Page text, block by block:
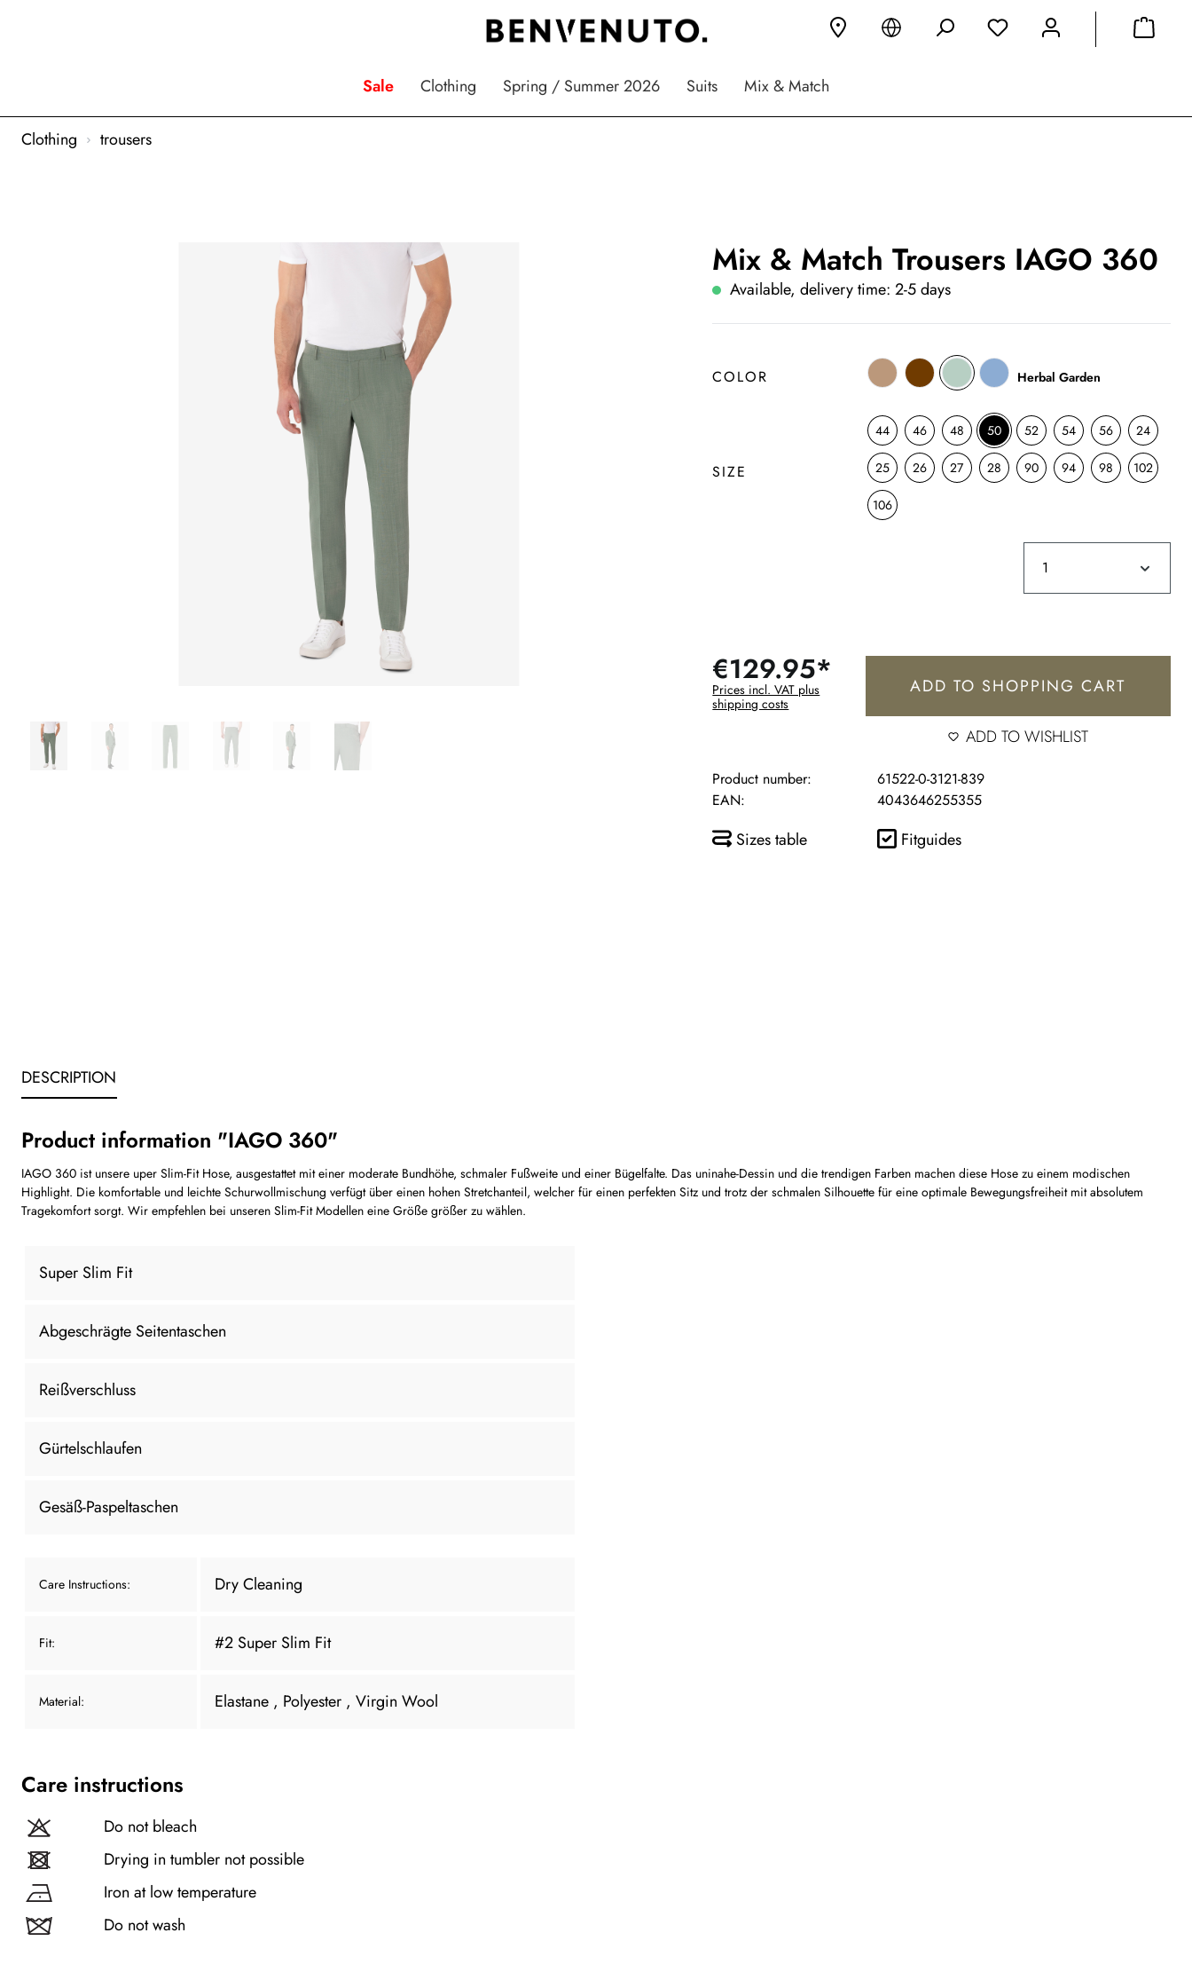
Sale Clothing Spring / Summer 2026 Suits Mix & Match
Clothing trousers
Mix & Match Trousers IAGO 360
Available, delivery time: 2-5 days
COLOR Herbal Garden
SIZE
44 46 48 50 52 54 56 24
25 26 27 28 90 94 98 102
106
€129.95*
Prices incl. VAT plus
shipping costs
ADD TO SHOPPING CART
ADD TO WISHLIST
Product number:
61522-0-3121-839
EAN:
4043646255355
Sizes table Fitguides
DESCRIPTION
Product information "IAGO 360"
IAGO 360 ist unsere uper Slim-Fit Hose, ausgestattet mit einer moderate Bundhöhe, schmaler Fußweite und einer Bügelfalte. Das uninahe-Dessin und die trendigen Farben machen diese Hose zu einem modischen
Highlight. Die komfortable und leichte Schurwollmischung verfügt über einen hohen Stretchanteil, welcher für einen perfekten Sitz und trotz der schmalen Silhouette für eine optimale Bewegungsfreiheit mit absolutem
Tragekomfort sorgt. Wir empfehlen bei unseren Slim-Fit Modellen eine Größe größer zu wählen.
Super Slim Fit
Abgeschrägte Seitentaschen
Reißverschluss
Gürtelschlaufen
Gesäß-Paspeltaschen
Care Instructions: Dry Cleaning
Fit: #2 Super Slim Fit
Material: Elastane , Polyester , Virgin Wool
Care instructions
Do not bleach
Drying in tumbler not possible
Iron at low temperature
Do not wash